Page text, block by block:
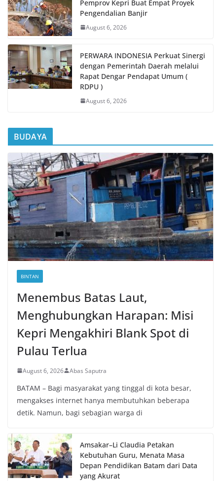
Pemprov Kepri Buat Empat Proyek
Pengendalian Banjir
August 6, 2026
PERWARA INDONESIA Perkuat Sinergi
dengan Pemerintah Daerah melalui
Rapat Dengar Pendapat Umum (
RDPU )
August 6, 2026
BUDAYA
BINTAN
Menembus Batas Laut,
Menghubungkan Harapan: Misi
Kepri Mengakhiri Blank Spot di
Pulau Terlua
August 6, 2026 Abas Saputra
BATAM – Bagi masyarakat yang tinggal di kota besar,
mengakses internet hanya membutuhkan beberapa
detik. Namun, bagi sebagian warga di
Amsakar–Li Claudia Petakan
Kebutuhan Guru, Menata Masa
Depan Pendidikan Batam dari Data
yang Akurat